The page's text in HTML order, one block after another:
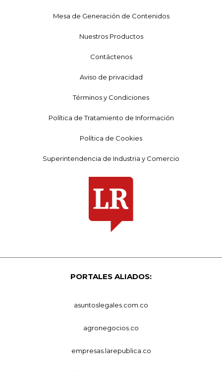
Mesa de Generación de Contenidos
Nuestros Productos
Contáctenos
Aviso de privacidad
Términos y Condiciones
Política de Tratamiento de Información
Política de Cookies
Superintendencia de Industria y Comercio
PORTALES ALIADOS:
asuntoslegales.com.co
agronegocios.co
empresas.larepublica.co